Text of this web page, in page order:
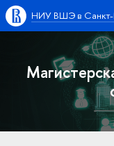
НИУ ВШЭ в Санкт-